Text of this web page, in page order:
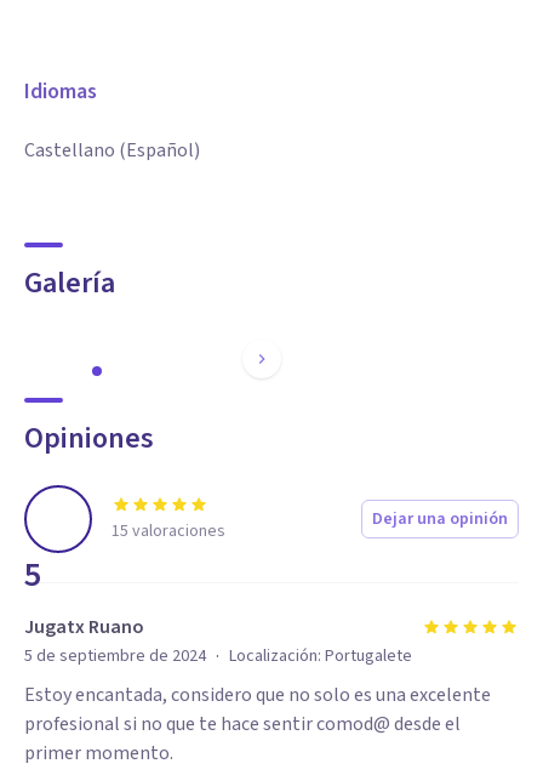
Idiomas
Castellano (Español)
Galería
Opiniones
5
15 valoraciones Dejar una opinión
Jugatx Ruano
5 de septiembre de 2024 · Localización: Portugalete
Estoy encantada, considero que no solo es una excelente
profesional si no que te hace sentir comod@ desde el
primer momento.